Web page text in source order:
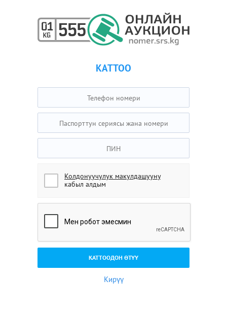
КАТТОО
Колдонуучулук макулдашууну
кабыл алдым
Кирүү